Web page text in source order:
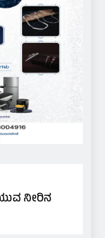
ನೀರಿನ